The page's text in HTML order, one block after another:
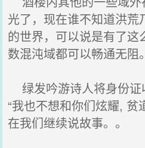
光了，现在谁不知道洪荒
的世界，可以说是有了这
数混沌域都可以畅通无阻。
绿发吟游诗人将身份证
“我也不想和你们炫耀,
在我们继续说故事。。